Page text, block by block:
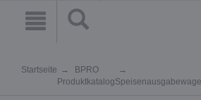
Startseite
BPRO
Produktkatalog